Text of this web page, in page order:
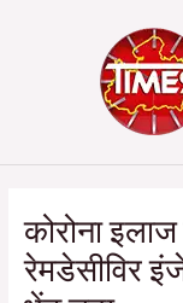
कोरोना
रेमडेसीविर
navigation